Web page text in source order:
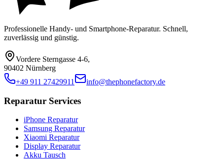
Professionelle Handy- und Smartphone-Reparatur. Schnell,
zuverlässig und günstig.
Vordere Sterngasse 4-6,
90402 Nürnberg
+49 911 27429911
info@thephonefactory.de
Reparatur Services
iPhone Reparatur
Samsung Reparatur
Xiaomi Reparatur
Display Reparatur
Akku Tausch